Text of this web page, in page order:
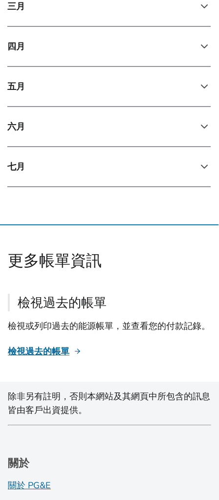
三月
四月
五月
六月
七月
更多帳單資訊
檢視過去的帳單
檢視或列印過去的能源帳單，並查看您的付款記錄。
檢視過去的帳單
除非另有註明，否則本網站及其網頁中所包含的訊息
皆由客戶出資提供。
關於
關於 PG&E